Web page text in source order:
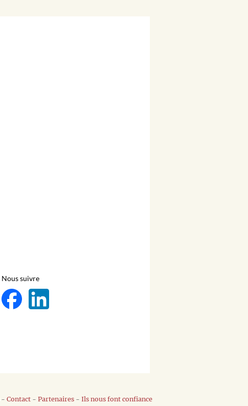
Nous suivre
- Contact - Partenaires - Ils nous font confiance